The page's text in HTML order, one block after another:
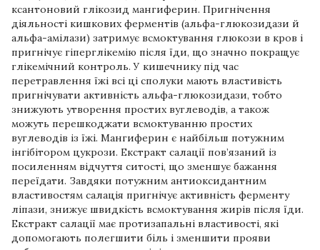
ксантоновий глікозид мангиферин. Пригнічення
діяльності кишкових ферментів (альфа-глюкозидази й
альфа-амілази) затримує всмоктування глюкози в кров і
пригнічує гіперглікемію після їди, що значно покращує
глікемічний контроль. У кишечнику під час
перетравлення їжі всі ці сполуки мають властивість
пригнічувати активність альфа-глюкозидази, тобто
знижують утворення простих вуглеводів, а також
можуть перешкоджати всмоктуванню простих
вуглеводів із їжі. Мангиферин є найбільш потужним
інгібітором цукрози. Екстракт салації пов’язаний із
посиленням відчуття ситості, що зменшує бажання
переїдати. Завдяки потужним антиоксидантним
властивостям салація пригнічує активність ферменту
ліпази, знижує швидкість всмоктування жирів після їди.
Екстракт салації має протизапальні властивості, які
допомогають полегшити біль і зменшити прояви